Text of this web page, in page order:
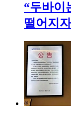
“두바이
떨어지